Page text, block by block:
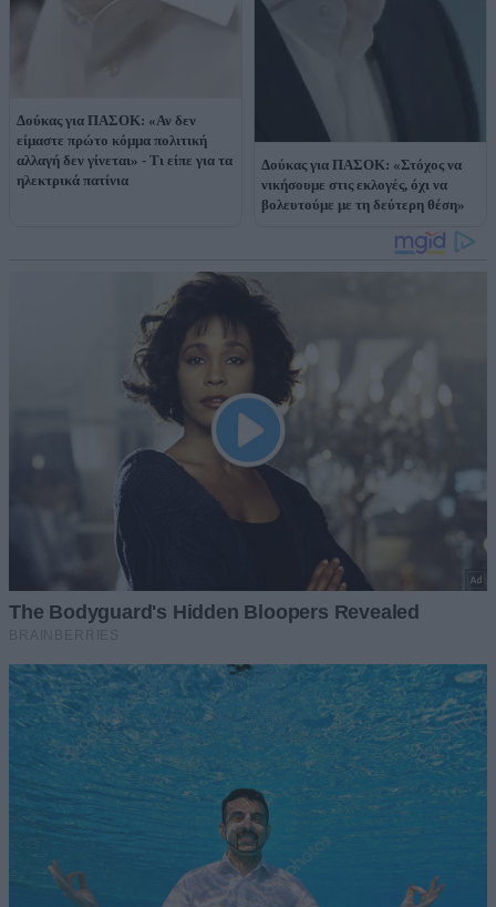
Δούκας για ΠΑΣΟΚ: «Αν δεν
είμαστε πρώτο κόμμα πολιτική
αλλαγή δεν γίνεται» - Τι είπε για τα
ηλεκτρικά πατίνια
Δούκας για ΠΑΣΟΚ: «Στόχος να
νικήσουμε στις εκλογές, όχι να
βολευτούμε με τη δεύτερη θέση»